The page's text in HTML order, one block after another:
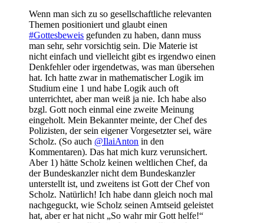
Wenn man sich zu so gesellschaftliche relevanten
Themen positioniert und glaubt einen
#Gottesbeweis gefunden zu haben, dann muss
man sehr, sehr vorsichtig sein. Die Materie ist
nicht einfach und vielleicht gibt es irgendwo einen
Denkfehler oder irgendetwas, was man übersehen
hat. Ich hatte zwar in mathematischer Logik im
Studium eine 1 und habe Logik auch oft
unterrichtet, aber man weiß ja nie. Ich habe also
bzgl. Gott noch einmal eine zweite Meinung
eingeholt. Mein Bekannter meinte, der Chef des
Polizisten, der sein eigener Vorgesetzter sei, wäre
Scholz. (So auch @IlaiAnton in den
Kommentaren). Das hat mich kurz verunsichert.
Aber 1) hätte Scholz keinen weltlichen Chef, da
der Bundeskanzler nicht dem Bundeskanzler
unterstellt ist, und zweitens ist Gott der Chef von
Scholz. Natürlich! Ich habe dann gleich noch mal
nachgeguckt, wie Scholz seinen Amtseid geleistet
hat, aber er hat nicht „So wahr mir Gott helfe!“